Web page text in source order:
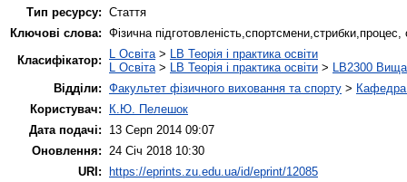
Тип ресурсу: Стаття
Ключові слова: Фізична підготовленість,спортсмени,стрибки,процес,
Класифікатор:
L Освіта > LB Теорія і практика освіти
L Освіта > LB Теорія і практика освіти > LB2300 Вища
Відділи: Факультет фізичного виховання та спорту > Кафедра
Користувач:
К.Ю. Пелешок
Дата подачі:
13 Серп 2014 09:07
Оновлення:
24 Січ 2018 10:30
URI: https://eprints.zu.edu.ua/id/eprint/12085